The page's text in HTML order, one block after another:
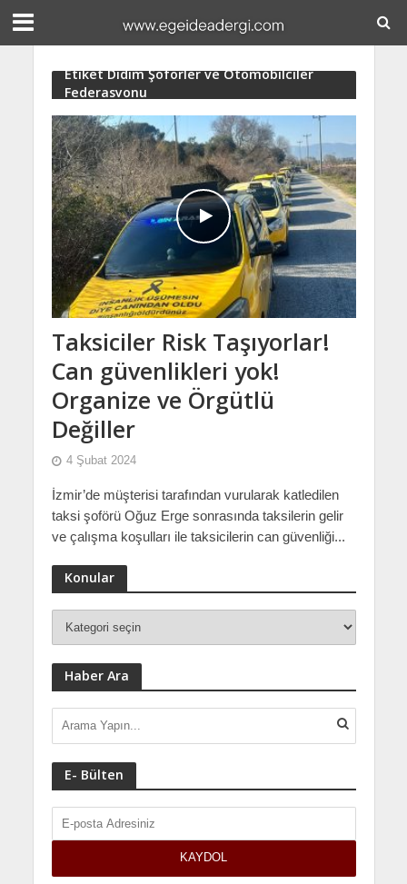
Etiket Didim Şoförler ve Otomobilciler
Federasyonu
Taksiciler Risk Taşıyorlar!
Can güvenlikleri yok!
Organize ve Örgütlü
Değiller
4 Şubat 2024
İzmir’de müşterisi tarafından vurularak katledilen
taksi şoförü Oğuz Erge sonrasında taksilerin gelir
ve çalışma koşulları ile taksicilerin can güvenliği...
Konular
Haber Ara
E- Bülten